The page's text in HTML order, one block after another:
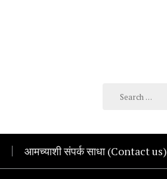
Search
आमच्याशी संपर्क साधा (Contact us)